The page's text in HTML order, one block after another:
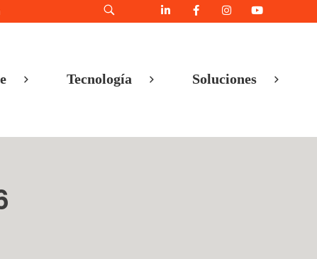
Tecnología Soluciones